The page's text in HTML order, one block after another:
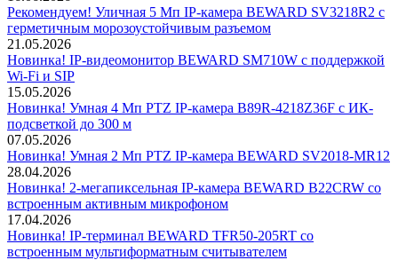
Рекомендуем! Уличная 5 Мп IP-камера BEWARD SV3218R2 с
герметичным морозоустойчивым разъемом
21.05.2026
Новинка! IP-видеомонитор BEWARD SM710W с поддержкой
Wi-Fi и SIP
15.05.2026
Новинка! Умная 4 Мп PTZ IP-камера B89R-4218Z36F с ИК-
подсветкой до 300 м
07.05.2026
Новинка! Умная 2 Мп PTZ IP-камера BEWARD SV2018-MR12
28.04.2026
Новинка! 2-мегапиксельная IP-камера BEWARD B22CRW со
встроенным активным микрофоном
17.04.2026
Новинка! IP-терминал BEWARD TFR50-205RT со
встроенным мультиформатным считывателем